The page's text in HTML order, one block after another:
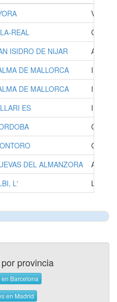
REAL
ISIDRO DE NIJAR
DE MALLORCA
ILLES
DE MALLORCA
ILLES
ES
ILLES
DEL ALMANZORA
L'
LLEIDA
provincia
Barcelona
en Madrid